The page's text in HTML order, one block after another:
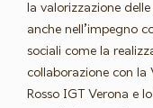
la valorizzazione
anche nell’impegno
sociali come la
collaborazione con la
Rosso IGT Verona e